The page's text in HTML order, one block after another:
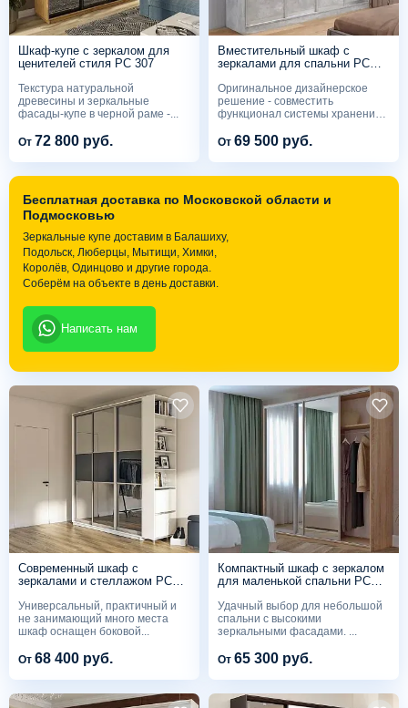
Шкаф-купе с зеркалом для
ценителей стиля PC 307
Текстура натуральной
древесины и зеркальные
фасады-купе в черной раме -...
От 72 800 руб.
Вместительный шкаф с
зеркалами для спальни PC
Оригинальное дизайнерское
решение - совместить
функционал системы хранения
От 69 500 руб.
Бесплатная доставка по Московской области и
Подмосковью
Зеркальные купе доставим в Балашиху,
Подольск, Люберцы, Мытищи, Химки,
Королёв, Одинцово и другие города.
Соберём на объекте в день доставки.
Написать нам
Современный шкаф с
зеркалами и стеллажом PC
Универсальный, практичный и
не занимающий много места
шкаф оснащен боковой...
От 68 400 руб.
Компактный шкаф с зеркалом
для маленькой спальни PC
Удачный выбор для небольшой
спальни с высокими
зеркальными фасадами. ...
От 65 300 руб.